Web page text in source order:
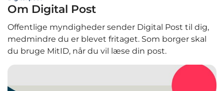
Om Digital Post
Offentlige myndigheder sender Digital Post til dig,
medmindre du er blevet fritaget. Som borger skal
du bruge MitID, når du vil læse din post.